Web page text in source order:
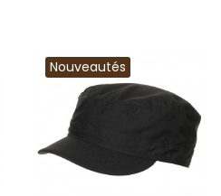
Nouveautés